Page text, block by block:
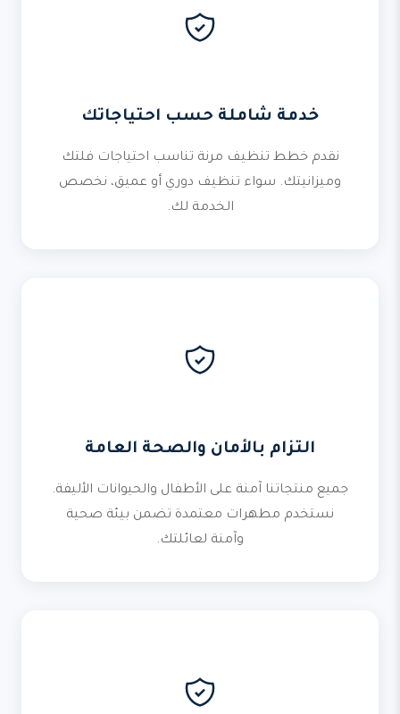
خدمة شاملة حسب احتياجاتك
نقدم خطط تنظيف مرنة تناسب احتياجات فلتك
وميزانيتك. سواء تنظيف دوري أو عميق، نخصص
الخدمة لك.
التزام بالأمان والصحة العامة
جميع منتجاتنا آمنة على الأطفال والحيوانات الأليفة.
نستخدم مطهرات معتمدة تضمن بيئة صحية
وآمنة لعائلتك.